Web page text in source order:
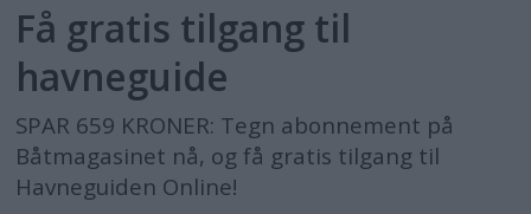
Få gratis tilgang til
havneguide
SPAR 659 KRONER: Tegn abonnement på
Båtmagasinet nå, og få gratis tilgang til
Havneguiden Online!